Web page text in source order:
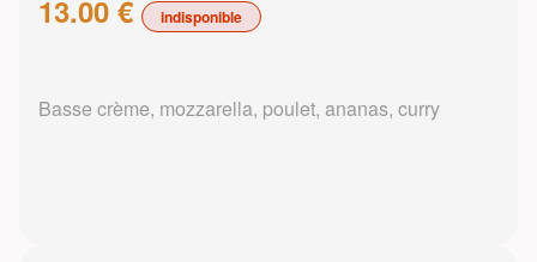
13.00 € indisponible
Basse crème, mozzarella, poulet, ananas, curry